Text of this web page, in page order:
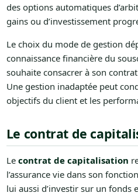
des options automatiques
gains ou d’investissement
Le choix du mode de gestion
connaissance financière du
souhaite consacrer à son
Une gestion inadaptée peut
objectifs du client et les
Le contrat de
Le contrat de capitalisation
l’assurance vie dans son
lui aussi d’investir sur un fonds